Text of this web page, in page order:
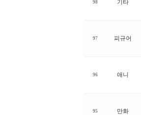
98 기타
97 피규어
96 애니
95 만화